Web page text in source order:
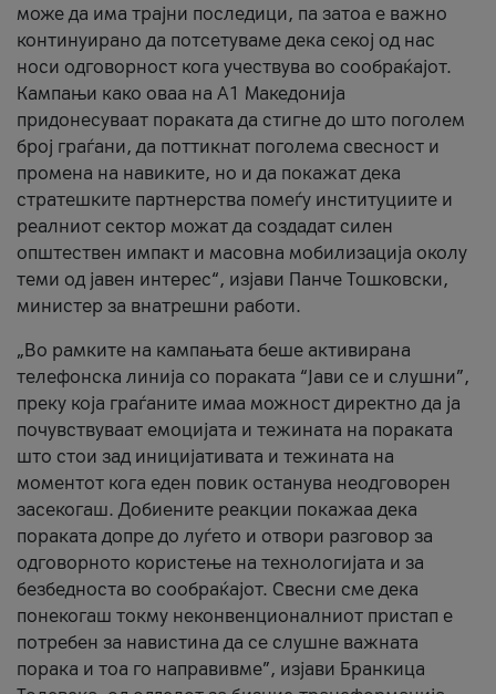
може да има трајни последици, па затоа е важно
континуирано да потсетуваме дека секој од нас
носи одговорност кога учествува во сообраќајот.
Кампањи како оваа на A1 Македонија
придонесуваат пораката да стигне до што поголем
број граѓани, да поттикнат поголема свесност и
промена на навиките, но и да покажат дека
стратешките партнерства помеѓу институциите и
реалниот сектор можат да создадат силен
општествен импакт и масовна мобилизација околу
теми од јавен интерес“, изјави Панче Тошковски,
министер за внатрешни работи.
„Во рамките на кампањата беше активирана
телефонска линија со пораката “Јави се и слушни”,
преку која граѓаните имаа можност директно да ја
почувствуваат емоцијата и тежината на пораката
што стои зад иницијативата и тежината на
моментот кога еден повик останува неодговорен
засекогаш. Добиените реакции покажаа дека
пораката допре до луѓето и отвори разговор за
одговорното користење на технологијата и за
безбедноста во сообраќајот. Свесни сме дека
понекогаш токму неконвенционалниот пристап е
потребен за навистина да се слушне важната
порака и тоа го направивме”, изјави Бранкица